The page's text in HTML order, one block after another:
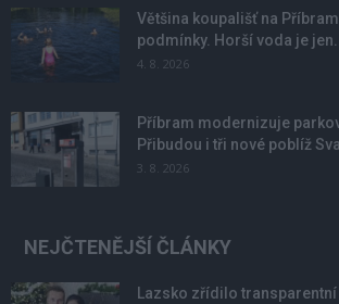
Většina koupališť na
podmínky. Horší voda je
4. 8. 2026
Příbram modernizuje
Přibudou i tři nové poblíž
3. 8. 2026
NEJČTENĚJŠÍ ČLÁNKY
Lazsko zřídilo